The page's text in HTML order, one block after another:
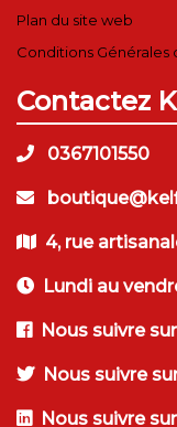
Plan du site web
Conditions Générales
Contactez
0367101550
4, rue
Lundi au
Nous suivre
Nous suivre
Nous suivre